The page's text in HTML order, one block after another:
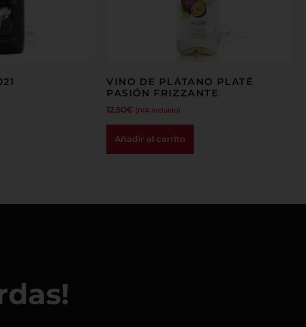
VINO DE PLÁTANO PLATÉ
PASIÓN FRIZZANTE
12,50€ (IVA incluido)
Añadir al carrito